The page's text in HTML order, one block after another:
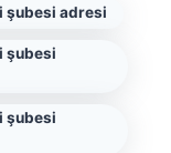
şubesi adresi
şubesi
şubesi